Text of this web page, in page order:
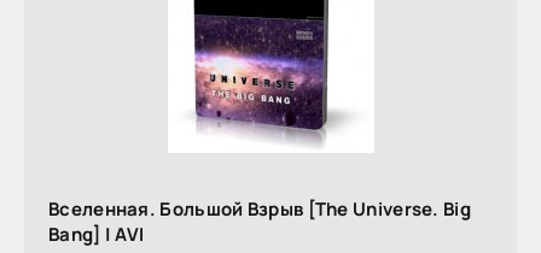
Вселенная. Большой Взрыв [The Universe. Big
Bang] | AVI